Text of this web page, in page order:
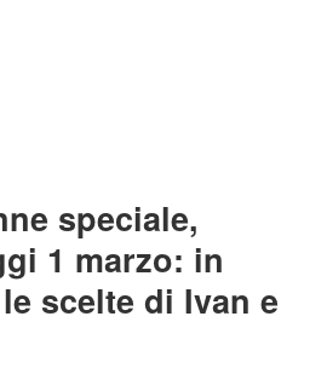
speciale,
1 marzo: in
scelte di Ivan e